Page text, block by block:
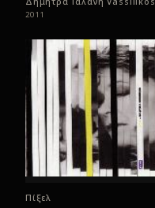
2011
Πίξελ